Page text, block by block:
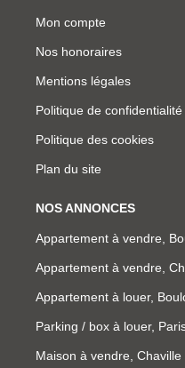
Mon compte
Nos honoraires
Mentions légales
Politique de confidentialité
Politique des cookies
Plan du site
NOS ANNONCES
Appartement à vendre,
Appartement à vendre,
Appartement à louer,
Parking / box à louer,
Maison à vendre, Chaville